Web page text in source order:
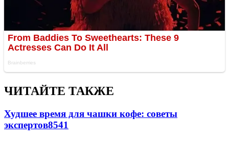
ЧИТАЙТЕ ТАКЖЕ
Худшее время для чашки кофе: советы
экспертов8541